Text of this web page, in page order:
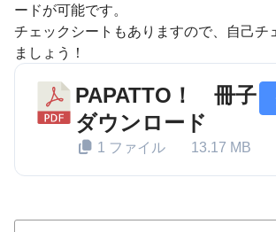
ードが可能です。
チェックシートもありますので、自己チ
ましょう！
PAPATTO！ 冊子
ダウンロード
1 ファイル 13.17 MB